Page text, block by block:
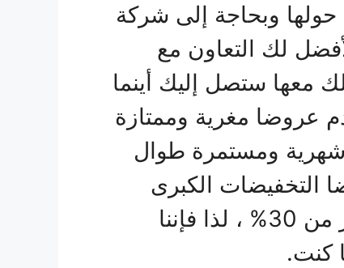
وبحاجة إلى شركة
لك التعاون مع
معها ستصل إليك أينما
عروضا مغرية وممتازة
ومستمرة طوال
التخفيضات الكبرى
والخصومات الهائلة التي تصل إلى أكثر من 30% ، لذا فإننا
كنت.